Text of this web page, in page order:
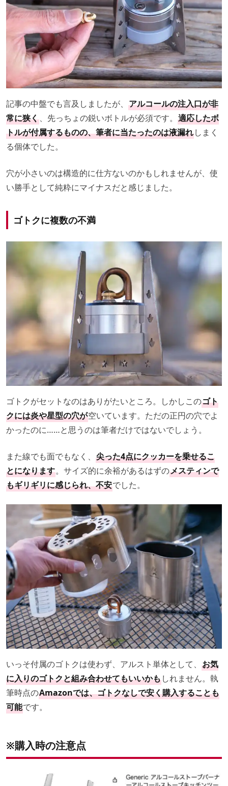
記事の中盤でも言及しましたが、 アルコールの注入口が非
常に狭く、先っちょの鋭いボトルが必須です。 適応したボ
トルが付属するものの、筆者に当たったのは液漏れしまく
る個体でした。
穴が小さいのは構造的に仕方ないのかもしれませんが、使
い勝手として純粋にマイナスだと感じました。
ゴトクに複数の不満
ゴトクがセットなのはありがたいところ。しかしこのゴト
クには炎や星型の穴が空いています。ただの正円の穴でよ
かったのに……と思うのは筆者だけではないでしょう。
また線でも面でもなく、 尖った4点にクッカーを乗せるこ
とになります。サイズ的に余裕があるはずのメスティンで
もギリギリに感じられ、不安でした。
いっそ付属のゴトクは使わず、アルスト単体として、 お気
に入りのゴトクと組み合わせてもいいかもしれません。執
筆時点のAmazonでは、ゴトクなしで安く購入することも
可能です。
※購入時の注意点